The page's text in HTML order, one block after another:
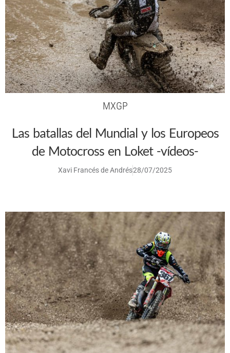
MXGP
Las batallas del Mundial y los Europeos
de Motocross en Loket -vídeos-
Xavi Francés de Andrés28/07/2025